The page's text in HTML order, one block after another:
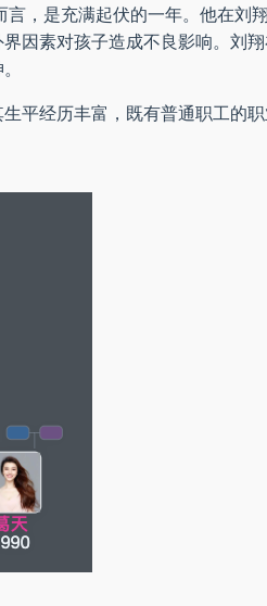
，是充满起伏的一年。他在刘
因素对孩子造成不良影响。刘
平经历丰富，既有普通职工的